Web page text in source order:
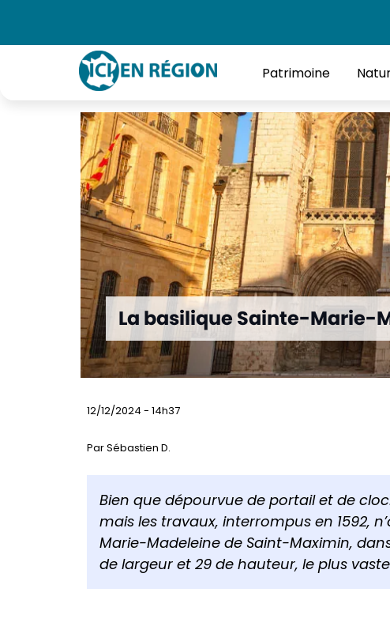
Patrimoine
La basilique Sainte-Marie-
12/12/2024 - 14h37
Par Sébastien D.
Bien que dépourvue de portail et de
mais les travaux, interrompus en 1592,
Marie-Madeleine de Saint-Maximin,
de largeur et 29 de hauteur, le plus